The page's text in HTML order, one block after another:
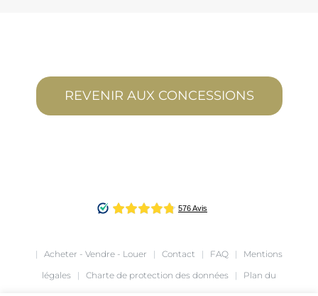
REVENIR AUX CONCESSIONS
| Acheter - Vendre - Louer | Contact | FAQ | Mentions
légales | Charte de protection des données | Plan du